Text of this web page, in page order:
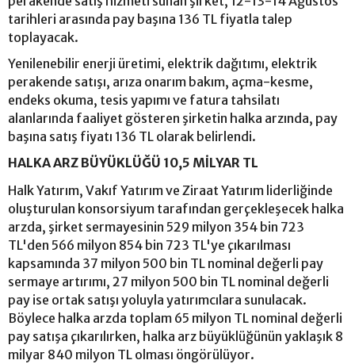
tarihleri arasında pay başına 136 TL fiyatla talep
toplayacak.
Yenilenebilir enerji üretimi, elektrik dağıtımı, elektrik
perakende satışı, arıza onarım bakım, açma-kesme,
endeks okuma, tesis yapımı ve fatura tahsilatı
alanlarında faaliyet gösteren şirketin halka arzında, pay
başına satış fiyatı 136 TL olarak belirlendi.
HALKA ARZ BÜYÜKLÜĞÜ 10,5 MİLYAR TL
Halk Yatırım, Vakıf Yatırım ve Ziraat Yatırım liderliğinde
oluşturulan konsorsiyum tarafından gerçekleşecek halka
arzda, şirket sermayesinin 529 milyon 354 bin 723
TL'den 566 milyon 854 bin 723 TL'ye çıkarılması
kapsamında 37 milyon 500 bin TL nominal değerli pay
sermaye artırımı, 27 milyon 500 bin TL nominal değerli
pay ise ortak satışı yoluyla yatırımcılara sunulacak.
Böylece halka arzda toplam 65 milyon TL nominal değerli
pay satışa çıkarılırken, halka arz büyüklüğünün yaklaşık 8
milyar 840 milyon TL olması öngörülüyor.